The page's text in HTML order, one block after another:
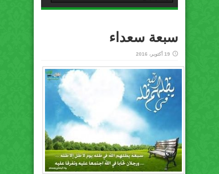
سبعة سعداء
19 أكتوبر، 2016